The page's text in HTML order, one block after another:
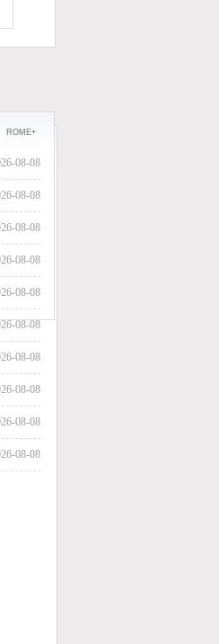
ROME+
08-08
08-08
08-08
08-08
08-08
08-08
08-08
08-08
08-08
08-08